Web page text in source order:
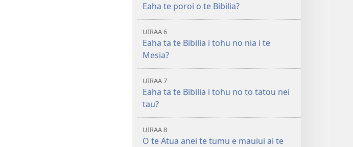
Eaha te poroi o te Bibilia?
UIRAA 6
Eaha ta te Bibilia i tohu no nia i te
Mesia?
UIRAA 7
Eaha ta te Bibilia i tohu no to tatou nei
tau?
UIRAA 8
O te Atua anei te tumu e mauiui ai te